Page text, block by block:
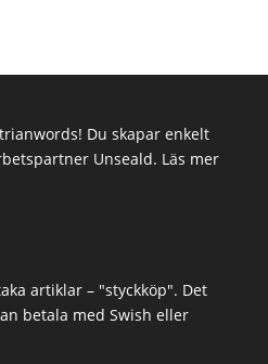
Du skapar enkelt
Unseald. Läs mer
artiklar – "styckköp". Det
betala med Swish eller